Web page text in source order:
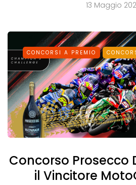
13 Maggio
CONCORSI A PREMIO
Concorso Prosecco
il Vincitore